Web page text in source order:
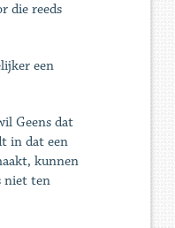
die reeds
een
Geens dat
in dat een
kunnen
niet ten